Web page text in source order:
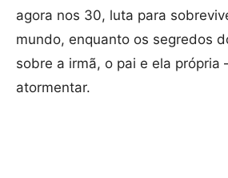
agora nos 30, luta para
mundo, enquanto os segredos
sobre a irmã, o pai e ela
atormentar.